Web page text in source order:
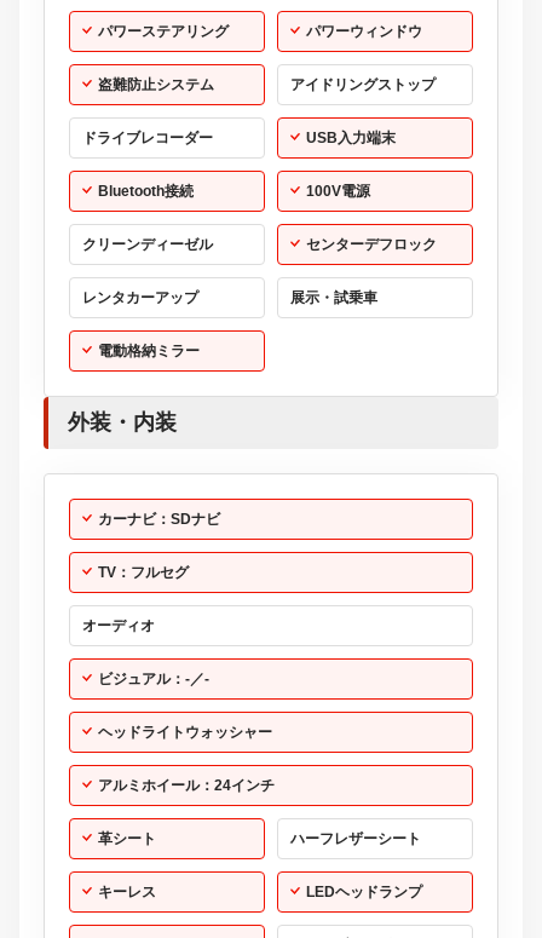
パワーステアリング パワーウィンドウ
盗難防止システム アイドリングストップ
ドライブレコーダー USB入力端末
Bluetooth接続 100V電源
クリーンディーゼル センターデフロック
レンタカーアップ 展示・試乗車
電動格納ミラー
外装・内装
カーナビ：SDナビ
TV：フルセグ
オーディオ
ビジュアル：-／-
ヘッドライトウォッシャー
アルミホイール：24インチ
革シート ハーフレザーシート
キーレス LEDヘッドランプ